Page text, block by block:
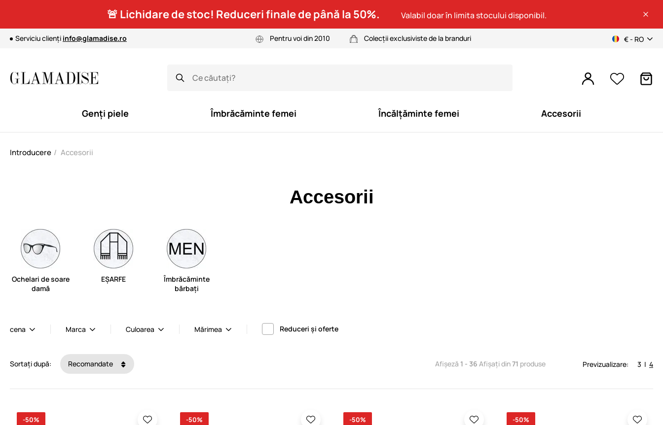
🚨 Lichidare de stoc! Reduceri finale de până la 50%. Valabil doar în limita stocului disponibil.
Serviciu clienți info@glamadise.ro Pentru voi din 2010 Colecții exclusiviste de la branduri € - RO
Genți piele Îmbrăcăminte femei Încălțăminte femei Accesorii
Introducere Accesorii
Accesorii
Ochelari de soare
damă
EȘARFE
Îmbrăcăminte
bărbați
cena Marca Culoarea Mărimea Reduceri și oferte
Sortați după: Recomandate Afișeză 1 - 36 Afișați din71 produse Previzualizare: 3 | 4
-50% -50% -50% -50%